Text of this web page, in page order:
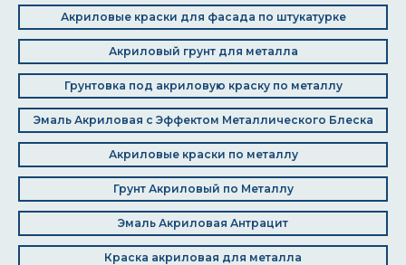
Акриловые краски для фасада по штукатурке
Акриловый грунт для металла
Грунтовка под акриловую краску по металлу
Эмаль Акриловая с Эффектом Металлического Блеска
Акриловые краски по металлу
Грунт Акриловый по Металлу
Эмаль Акриловая Антрацит
Краска акриловая для металла